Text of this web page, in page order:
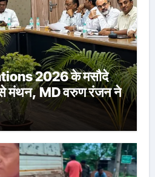
2026 के मसौदे
से मंथन, MD वरुण रंजन ने